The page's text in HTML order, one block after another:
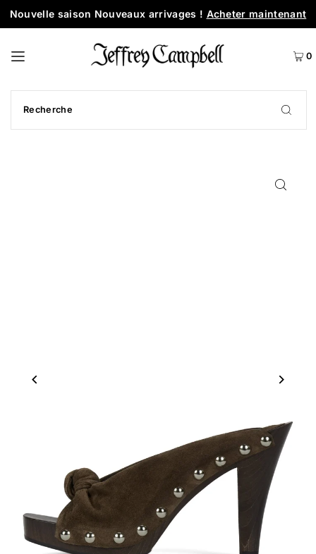
Nouvelle saison Nouveaux arrivages ! Acheter maintenant
0